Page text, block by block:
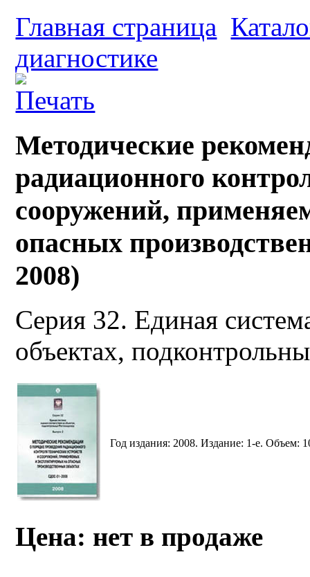
Главная страница
диагностике
Методические
радиационного
сооружений,
опасных
2008)
Серия 32. Единая
объектах,
Год издания: 2008. Издание: 1-е. Объем:
Цена: нет в продаже